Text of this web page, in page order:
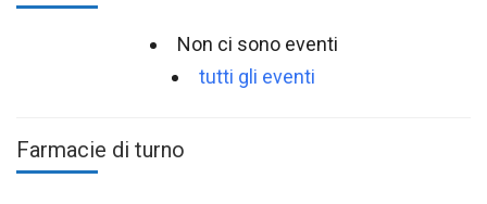
Non ci sono eventi
tutti gli eventi
Farmacie di turno